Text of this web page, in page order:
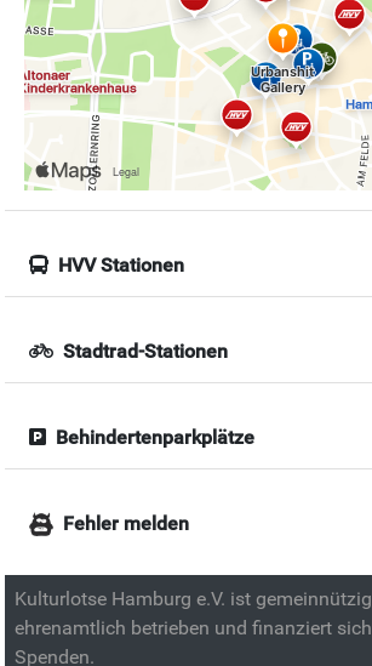
HVV Stationen
Stadtrad-Stationen
Behindertenparkplätze
Fehler melden
Kulturlotse Hamburg e.V. ist
ehrenamtlich betrieben und finanziert
Spenden.